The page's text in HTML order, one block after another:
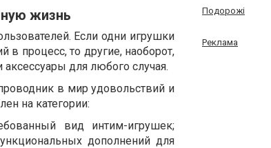
жизнь
Если одни игрушки
процесс, то другие, наоборот,
для любого случая.
в мир удовольствий и
на категории:
вид интим-игрушек;
дополнений для
Подорожі
Реклама